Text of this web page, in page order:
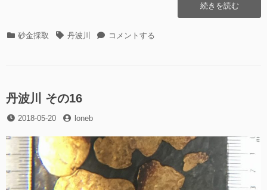
“丹
波
続きを読む
カ 砂金採取
タ 丹波川
丹
コメントする
丹波川 その16
投
日
2018-05-20
投
者
loneb